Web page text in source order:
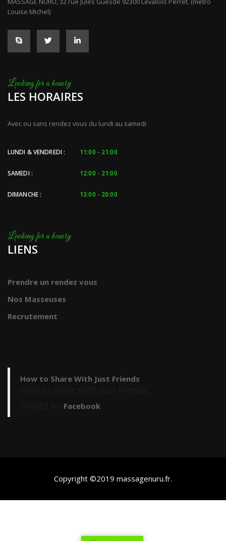
MASSAGE NURU, 32 rue Jules Guesde 92300 Levallois Perret. (métro
Louise Michel)
LES HORAIRES
Avec ou sans rendez vous du lundi au samedi
LUNDI & VENDREDI : 11:00 - 21:00
SAMEDI : 12:00 - 21:00
DIMANCHE : 13:00 - 20:00
LIENS
Prendre un rendez vous
Nos Masseuses
Recrutement
How to Share With Just Friends
Facebook
Copyright ©2019 massagenuru.fr.